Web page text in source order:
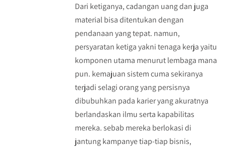
Dari ketiganya, cadangan uang dan juga
material bisa ditentukan dengan
pendanaan yang tepat. namun,
persyaratan ketiga yakni tenaga kerja yaitu
komponen utama menurut lembaga mana
pun. kemajuan sistem cuma sekiranya
terjadi selagi orang yang persisnya
dibubuhkan pada karier yang akuratnya
berlandaskan ilmu serta kapabilitas
mereka. sebab mereka berlokasi di
jantung kampanye tiap-tiap bisnis,